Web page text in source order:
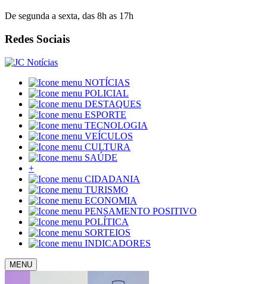
De segunda a sexta, das 8h as 17h
Redes Sociais
NOTÍCIAS
POLICIAL
DESTAQUES
ESPORTE
TECNOLOGIA
VEÍCULOS
CULTURA
SAÚDE
+
CIDADANIA
TURISMO
ECONOMIA
PENSAMENTO POSITIVO
POLÍTICA
SORTEIOS
INDICADORES
MENU